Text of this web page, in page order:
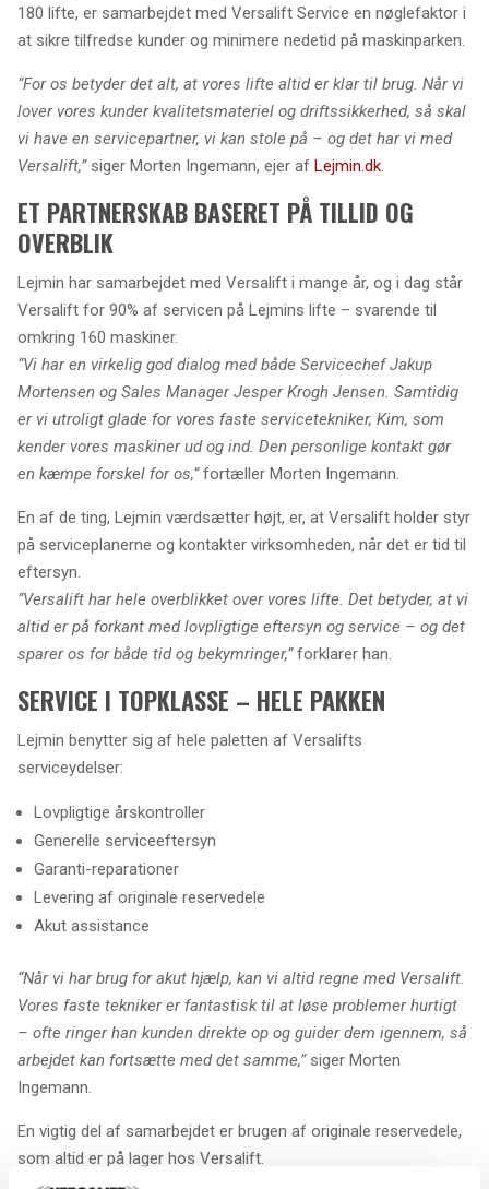
180 lifte, er samarbejdet med Versalift Service en nøglefaktor i
at sikre tilfredse kunder og minimere nedetid på maskinparken.
“For os betyder det alt, at vores lifte altid er klar til brug. Når vi
lover vores kunder kvalitetsmateriel og driftssikkerhed, så skal
vi have en servicepartner, vi kan stole på – og det har vi med
Versalift,”siger Morten Ingemann, ejer af Lejmin.dk.
ET PARTNERSKAB BASERET PÅ TILLID OG
OVERBLIK
Lejmin har samarbejdet med Versalift i mange år, og i dag står
Versalift for 90% af servicen på Lejmins lifte – svarende til
omkring 160 maskiner.
“Vi har en virkelig god dialog med både Servicechef Jakup
Mortensen og Sales Manager Jesper Krogh Jensen. Samtidig
er vi utroligt glade for vores faste servicetekniker, Kim, som
kender vores maskiner ud og ind. Den personlige kontakt gør
en kæmpe forskel for os,”fortæller Morten Ingemann.
En af de ting, Lejmin værdsætter højt, er, at Versalift holder styr
på serviceplanerne og kontakter virksomheden, når det er tid til
eftersyn.
“Versalift har hele overblikket over vores lifte. Det betyder, at vi
altid er på forkant med lovpligtige eftersyn og service – og det
sparer os for både tid og bekymringer,”forklarer han.
SERVICE I TOPKLASSE – HELE PAKKEN
Lejmin benytter sig af hele paletten af Versalifts
serviceydelser:
Lovpligtige årskontroller
Generelle serviceeftersyn
Garanti-reparationer
Levering af originale reservedele
Akut assistance
“Når vi har brug for akut hjælp, kan vi altid regne med Versalift.
Vores faste tekniker er fantastisk til at løse problemer hurtigt
– ofte ringer han kunden direkte op og guider dem igennem, så
arbejdet kan fortsætte med det samme,”siger Morten
Ingemann.
En vigtig del af samarbejdet er brugen af originale reservedele,
som altid er på lager hos Versalift.